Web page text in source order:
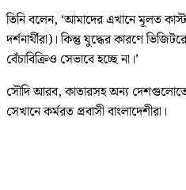
তিনি বলেন, ‘আমাদের এখানে মূলত
দর্শনার্থীরা)। কিন্তু যুদ্ধের কারণে
বেঁচাবিক্রিও সেভাবে হচ্ছে না।’
সৌদি আরব, কাতারসহ অন্য
সেখানে কর্মরত প্রবাসী বাংলাদেশীরা।